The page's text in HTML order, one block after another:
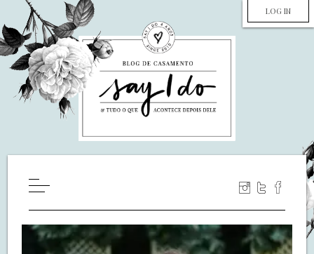
LOG IN
WILL YOU MARRY ME?